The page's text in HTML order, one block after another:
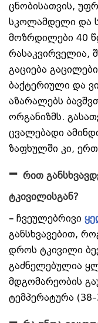
ცნობისათვის,
სკოლამდელი და
მოზრდილები 40
რასაკვირველია,
გაციება
ბაქტერიული და
აზარალებს
ორგანიზმს.
ცვალებადი
ზაფხულში კი,
– რით
ტკივილისგან?
– ჩვეულებრივი
განსხვავებით,
დროს ტკივილი
გაძნელებულია
მდგომარეობის
ტემპერატურა